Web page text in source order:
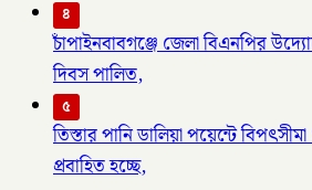
৪
চাঁপাইনবাবগঞ্জে জেলা বিএনপির
দিবস পালিত,
৫
তিস্তার পানি ডালিয়া পয়েন্টে
প্রবাহিত হচ্ছে,